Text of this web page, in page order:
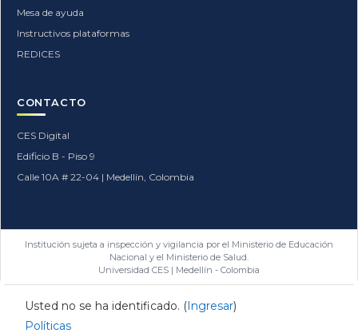
Mesa de ayuda
Instructivos plataformas
REDICES
CONTACTO
CES Digital
Edificio B - Piso 9
Calle 10A # 22-04 | Medellín, Colombia
Institución sujeta a inspección y vigilancia por el Ministerio de Educación
Nacional y el Ministerio de Salud.
Universidad CES | Medellín - Colombia
Usted no se ha identificado. ( Ingresar)
Políticas